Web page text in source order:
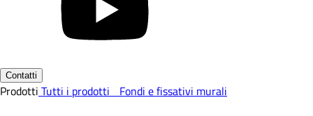
Contatti
Prodotti Tutti i prodotti Fondi e fissativi murali